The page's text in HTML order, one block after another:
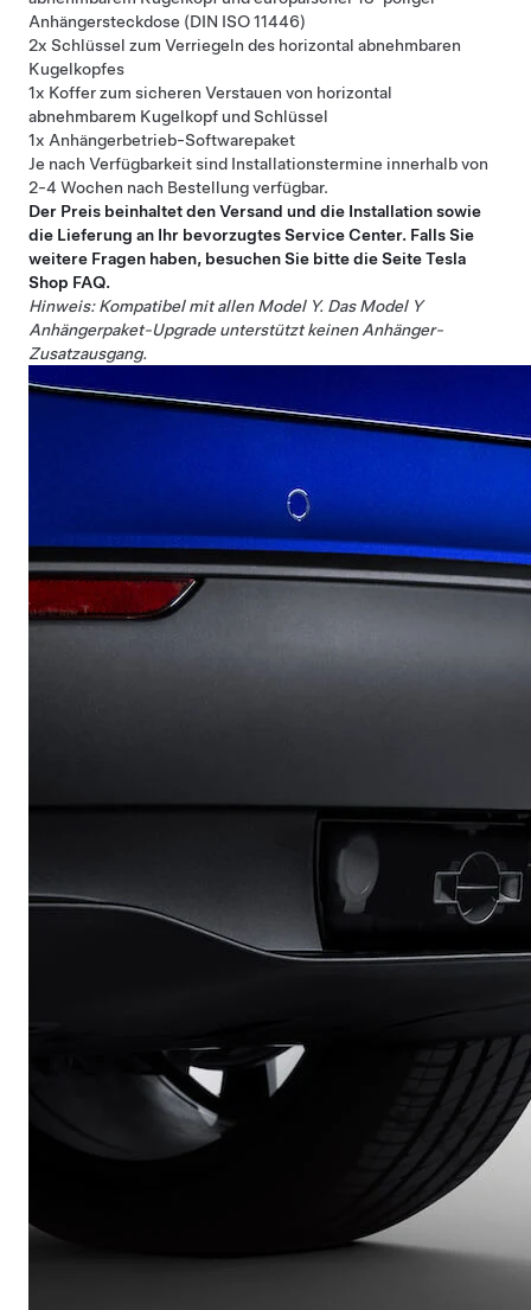
Anhängersteckdose (DIN ISO 11446)
2x Schlüssel zum Verriegeln des horizontal abnehmbaren
Kugelkopfes
1x Koffer zum sicheren Verstauen von horizontal
abnehmbarem Kugelkopf und Schlüssel
1x Anhängerbetrieb-Softwarepaket
Je nach Verfügbarkeit sind Installationstermine innerhalb von
2-4 Wochen nach Bestellung verfügbar.
Der Preis beinhaltet den Versand und die Installation sowie
die Lieferung an Ihr bevorzugtes Service Center. Falls Sie
weitere Fragen haben, besuchen Sie bitte die SeiteTesla
Shop FAQ.
Hinweis: Kompatibel mit allen Model Y. Das Model Y
Anhängerpaket-Upgrade unterstützt keinen Anhänger-
Zusatzausgang.